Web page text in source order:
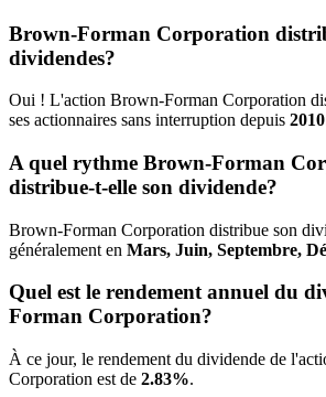
Brown-Forman Corporation
dividendes?
Oui ! L'action Brown-Forman Corporation
ses actionnaires sans interruption depuis 2010
A quel rythme Brown-Forman
distribue-t-elle son dividende?
Brown-Forman Corporation distribue son
généralement en Mars, Juin, Septembre,
Quel est le rendement annuel du
Forman Corporation?
À ce jour, le rendement du dividende de
Corporation est de 2.83%.